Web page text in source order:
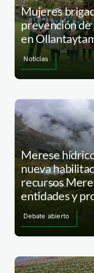
Mujeres
prevención
en
Noticias
Merese
nueva
recursos
entidades y
Debate abierto